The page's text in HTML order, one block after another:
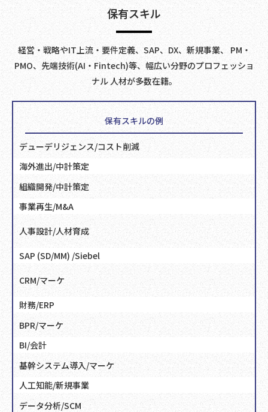
保有スキル
経営・戦略やIT上流・要件定義、SAP、DX、新規事業、 PM・
PMO、先端技術(AI・Fintech)等、 幅広い分野のプロフェッショ
ナル 人材が多数在籍。
保有スキルの例
デューデリジェンス/コスト削減
海外進出/中計策定
組織開発/中計策定
事業再生/M&A
人事設計/人材育成
SAP (SD/MM) /Siebel
CRM/マーケ
財務/ERP
BPR/マーケ
BI/会計
基幹システム導入/マーケ
人工知能/新規事業
データ分析/SCM